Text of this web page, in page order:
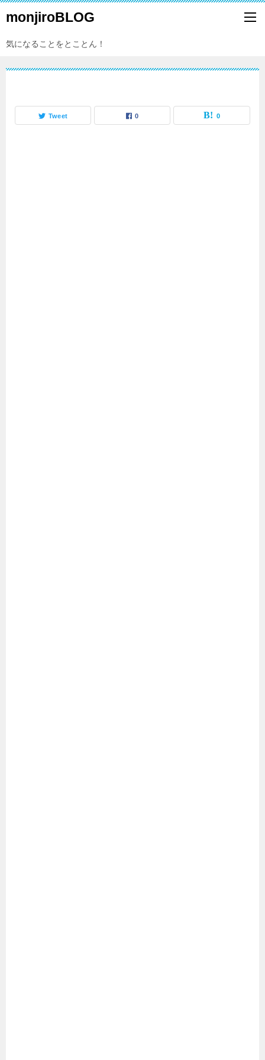
monjiroBLOG
気になることをとことん！
Tweet 0 0